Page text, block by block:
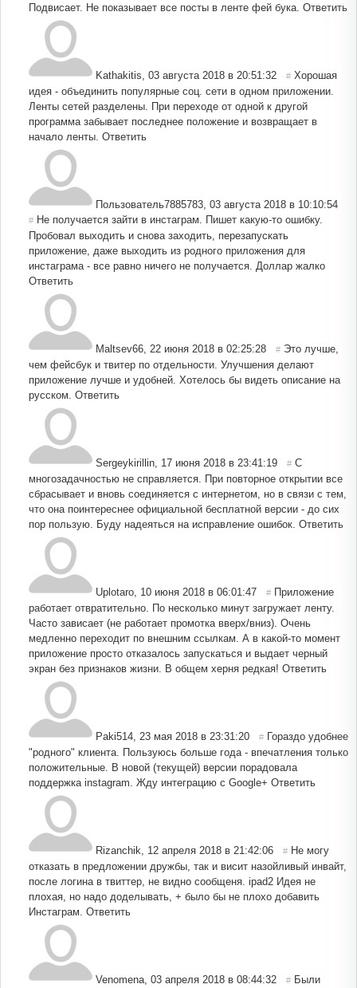
Подвисает. Не показывает все посты в ленте фей бука. Ответить
Kathakitis 03 августа 2018 в 20:51:32 # Хорошая
идея - объединить популярные соц. сети в одном приложении.
Ленты сетей разделены. При переходе от одной к другой
программа забывает последнее положение и возвращает в
начало ленты. Ответить
Пользователь7885783 03 августа 2018 в 10:10:54
# Не получается зайти в инстаграм. Пишет какую-то ошибку.
Пробовал выходить и снова заходить, перезапускать
приложение, даже выходить из родного приложения для
инстаграма - все равно ничего не получается. Доллар жалко
Ответить
Maltsev66 22 июня 2018 в 02:25:28 # Это лучше,
чем фейсбук и твитер по отдельности. Улучшения делают
приложение лучше и удобней. Хотелось бы видеть описание на
русском. Ответить
Sergeykirillin 17 июня 2018 в 23:41:19 # С
многозадачностью не справляется. При повторное открытии все
сбрасывает и вновь соединяется с интернетом, но в связи с тем,
что она поинтереснее официальной бесплатной версии - до сих
пор пользую. Буду надеяться на исправление ошибок. Ответить
Uplotaro 10 июня 2018 в 06:01:47 # Приложение
работает отвратительно. По несколько минут загружает ленту.
Часто зависает (не работает промотка вверх/вниз). Очень
медленно переходит по внешним ссылкам. А в какой-то момент
приложение просто отказалось запускаться и выдает черный
экран без признаков жизни. В общем херня редкая! Ответить
Paki514 23 мая 2018 в 23:31:20 # Гораздо удобнее
"родного" клиента. Пользуюсь больше года - впечатления только
положительные. В новой (текущей) версии порадовала
поддержка instagram. Жду интеграцию с Google+ Ответить
Rizanchik 12 апреля 2018 в 21:42:06 # Не могу
отказать в предложении дружбы, так и висит назойливый инвайт,
после логина в твиттер, не видно сообщеня. ipad2 Идея не
плохая, но надо доделывать, + было бы не плохо добавить
Инстаграм. Ответить
Venomena 03 апреля 2018 в 08:44:32 # Были